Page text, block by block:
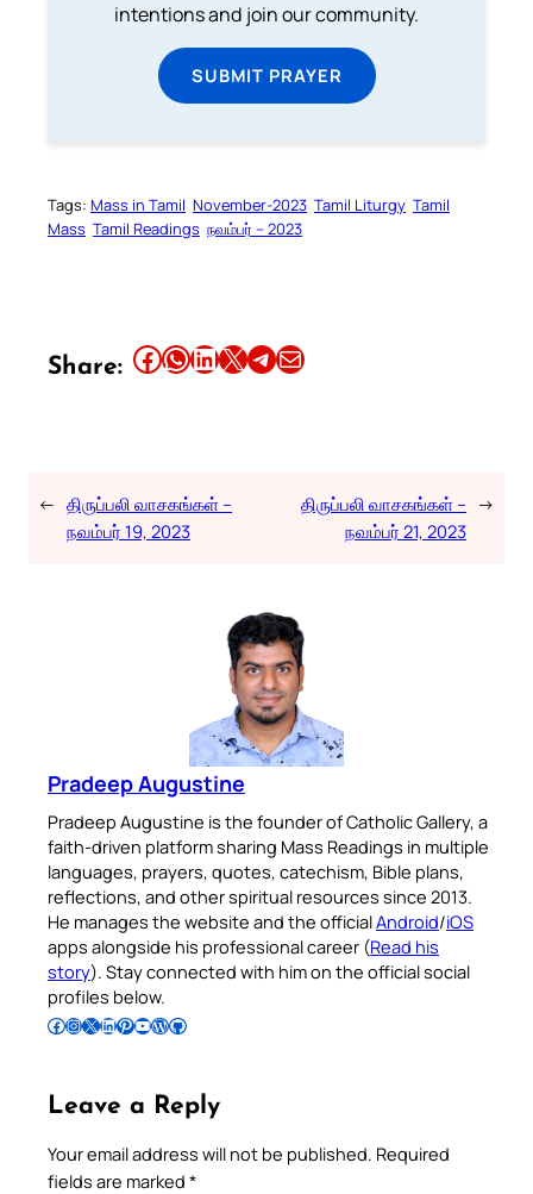
intentions and join our community.
SUBMIT PRAYER
Tags: Mass in Tamil November-2023 Tamil Liturgy Tamil
Mass Tamil Readings நவம்பர் – 2023
Share: Share this article on Facebook Share this article on WhatsApp Share this article on LinkedIn Share this article on X Share this article on TelegramEmail this Article
← திருப்பலி வாசகங்கள் –
நவம்பர் 19, 2023
திருப்பலி வாசகங்கள் –
நவம்பர் 21, 2023
→
Pradeep Augustine
Pradeep Augustine is the founder of Catholic Gallery, a
faith-driven platform sharing Mass Readings in multiple
languages, prayers, quotes, catechism, Bible plans,
reflections, and other spiritual resources since 2013.
He manages the website and the officialAndroid/iOS
apps alongside his professional career (Read his
story). Stay connected with him on the official social
profiles below.
Follow Pradeep on Facebook Follow Pradeep on InstagramFollow Pradeep on X Follow Pradeep on LinkedIn Follow Pradeep on Pinterest Subscribe to Pradeep’s Youtube Channel Follow Pradeep on WordPress Follow Pradeep on GitHub
Leave a Reply
Your email address will not be published. Required
fields are marked *